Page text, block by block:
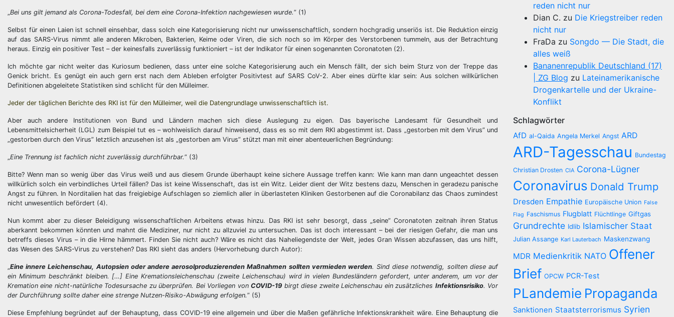
„Bei uns gilt jemand als Corona-Todesfall, bei dem eine Corona-Infektion nachgewiesen wurde.” (1)
Selbst für einen Laien ist schnell einsehbar, dass solch eine Kategorisierung nicht nur unwissenschaftlich, sondern hochgradig unseriös ist. Die Reduktion einzig
auf das SARS-Virus nimmt alle anderen Mikroben, Bakterien, Keime oder Viren, die sich noch so im Körper des Verstorbenen tummeln, aus der Betrachtung
heraus. Einzig ein positiver Test – der keinesfalls zuverlässig funktioniert – ist der Indikator für einen sogenannten Coronatoten (2).
Ich möchte gar nicht weiter das Kuriosum bedienen, dass unter eine solche Kategorisierung auch ein Mensch fällt, der sich beim Sturz von der Treppe das
Genick bricht. Es genügt ein auch gern erst nach dem Ableben erfolgter Positivtest auf SARS CoV-2. Aber eines dürfte klar sein: Aus solchen willkürlichen
Definitionen abgeleitete Statistiken sind schlicht für den Mülleimer.
Jeder der täglichen Berichte des RKI ist für den Mülleimer, weil die Datengrundlage unwissenschaftlich ist.
Aber auch andere Institutionen von Bund und Ländern machen sich diese Auslegung zu eigen. Das bayerische Landesamt für Gesundheit und
Lebensmittelsicherheit (LGL) zum Beispiel tut es – wohlweislich darauf hinweisend, dass es so mit dem RKI abgestimmt ist. Dass „gestorben mit dem Virus” und
„gestorben durch den Virus” letztlich anzusehen ist als „gestorben am Virus” stützt man mit einer abenteuerlichen Begründung:
„Eine Trennung ist fachlich nicht zuverlässig durchführbar.” (3)
Bitte? Wenn man so wenig über das Virus weiß und aus diesem Grunde überhaupt keine sichere Aussage treffen kann: Wie kann man dann ungeachtet dessen
willkürlich solch ein verbindliches Urteil fällen? Das ist keine Wissenschaft, das ist ein Witz. Leider dient der Witz bestens dazu, Menschen in geradezu panische
Angst zu führen. In Norditalien hat das freigiebige Aufschlagen so ziemlich aller in überlasteten Kliniken Gestorbenen auf die Coronabilanz das Chaos zumindest
nicht unwesentlich befördert (4).
Nun kommt aber zu dieser Beleidigung wissenschaftlichen Arbeitens etwas hinzu. Das RKI ist sehr besorgt, dass „seine” Coronatoten zeitnah ihren Status
aberkannt bekommen könnten und mahnt die Mediziner, nur nicht zu allzuviel zu untersuchen. Das ist doch interessant – bei der riesigen Gefahr, die man uns
betreffs dieses Virus – in die Hirne hämmert. Finden Sie nicht auch? Wäre es nicht das Naheliegendste der Welt, jedes Gran Wissen abzufassen, das uns hilft,
das Wesen des SARS-Virus zu verstehen? Das RKI sieht das anders (Hervorhebung durch Autor):
„Eine innere Leichenschau, Autopsien oder andere aerosolproduzierenden Maßnahmen sollten vermieden werden. Sind diese notwendig, sollten diese auf
ein Minimum beschränkt bleiben. […] Eine Kremationsleichenschau (zweite Leichenschau) wird in vielen Bundesländern gefordert, unter anderem, um vor der
Kremation eine nicht-natürliche Todesursache zu überprüfen. Bei Vorliegen vonCOVID-19 birgt diese zweite Leichenschau ein zusätzliches Infektionsrisiko. Vor
der Durchführung sollte daher eine strenge Nutzen-Risiko-Abwägung erfolgen.” (5)
Diese Empfehlung begründet auf der Behauptung, dass COVID-19 eine allgemein und über die Maßen gefährliche Infektionskrankheit wäre. Eine Behauptung die
reden nicht nur
Dian C. zu Die Kriegstreiber reden
nicht nur
FraDa zu Songdo — Die Stadt, die
alles weiß
Bananenrepublik Deutschland (17)
| ZG Blog zu Lateinamerikanische
Drogenkartelle und der Ukraine-
Konflikt
Schlagwörter
AfD al-Qaida Angela Merkel Angst ARD
ARD-Tagesschau Bundestag
Christian Drosten CIA Corona-Lügner
Coronavirus Donald Trump
Dresden Empathie Europäische Union False
Flag Faschismus Flugblatt Flüchtlinge Giftgas
Grundrechte Idlib Islamischer Staat
Julian Assange Karl Lauterbach Maskenzwang
MDR Medienkritik NATO Offener
Brief OPCW PCR-Test
PLandemie Propaganda
Sanktionen Staatsterrorismus Syrien